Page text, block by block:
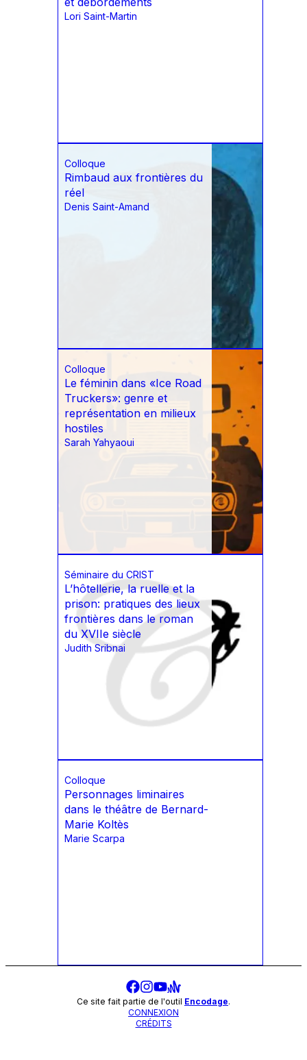
Lori Saint-Martin
Colloque
Rimbaud aux frontières du
réel
Denis Saint-Amand
Colloque
Le féminin dans «Ice Road
Truckers»: genre et
représentation en milieux
hostiles
Sarah Yahyaoui
Séminaire du CRIST
L’hôtellerie, la ruelle et la
prison: pratiques des lieux
frontières dans le roman
du XVIIe siècle
Judith Sribnai
Colloque
Personnages liminaires
dans le théâtre de Bernard-
Marie Koltès
Marie Scarpa
Ce site fait partie de l'outil Encodage.
CONNEXION
CRÉDITS